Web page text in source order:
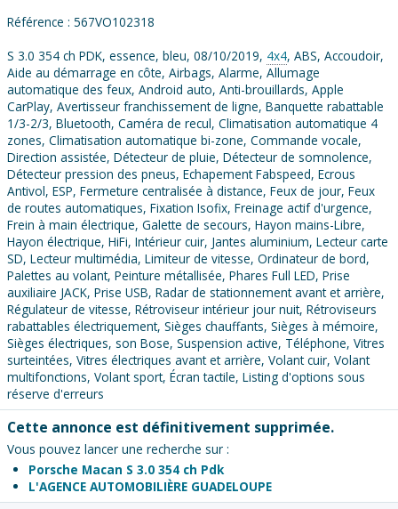
Référence : 567VO102318
S 3.0 354 ch PDK, essence, bleu, 08/10/2019, 4x4, ABS, Accoudoir,
Aide au démarrage en côte, Airbags, Alarme, Allumage
automatique des feux, Android auto, Anti-brouillards, Apple
CarPlay, Avertisseur franchissement de ligne, Banquette rabattable
1/3-2/3, Bluetooth, Caméra de recul, Climatisation automatique 4
zones, Climatisation automatique bi-zone, Commande vocale,
Direction assistée, Détecteur de pluie, Détecteur de somnolence,
Détecteur pression des pneus, Echapement Fabspeed, Ecrous
Antivol, ESP, Fermeture centralisée à distance, Feux de jour, Feux
de routes automatiques, Fixation Isofix, Freinage actif d'urgence,
Frein à main électrique, Galette de secours, Hayon mains-Libre,
Hayon électrique, HiFi, Intérieur cuir, Jantes aluminium, Lecteur carte
SD, Lecteur multimédia, Limiteur de vitesse, Ordinateur de bord,
Palettes au volant, Peinture métallisée, Phares Full LED, Prise
auxiliaire JACK, Prise USB, Radar de stationnement avant et arrière,
Régulateur de vitesse, Rétroviseur intérieur jour nuit, Rétroviseurs
rabattables électriquement, Sièges chauffants, Sièges à mémoire,
Sièges électriques, son Bose, Suspension active, Téléphone, Vitres
surteintées, Vitres électriques avant et arrière, Volant cuir, Volant
multifonctions, Volant sport, Écran tactile, Listing d'options sous
réserve d'erreurs
Cette annonce est définitivement supprimée.
Vous pouvez lancer une recherche sur :
Porsche Macan S 3.0 354 ch Pdk
L'AGENCE AUTOMOBILIÈRE GUADELOUPE